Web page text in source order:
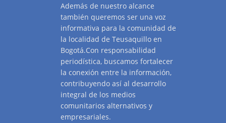
Además de nuestro alcance
también queremos ser una voz
informativa para la comunidad de
la localidad de Teusaquillo en
Bogotá.Con responsabilidad
periodística, buscamos fortalecer
la conexión entre la información,
contribuyendo así al desarrollo
integral de los medios
comunitarios alternativos y
empresariales.